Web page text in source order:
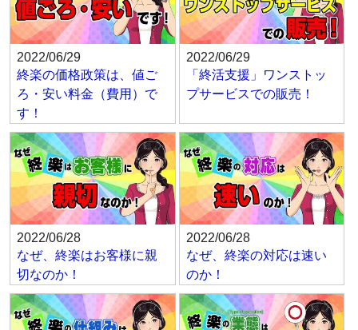
2022/06/29
終楽の価格政策は、値ご
ろ・安い料金（費用）で
す！
2022/06/29
「終活支援」ワンストッ
プサービスでの販売！
2022/06/28
なぜ、終楽はお客様に親
切なのか！
2022/06/28
なぜ、終楽の対応は速い
のか！